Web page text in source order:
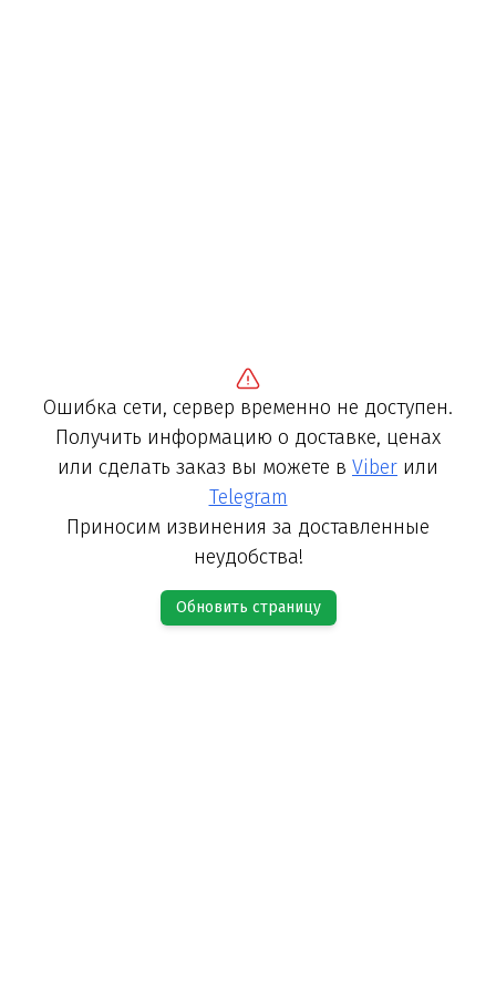
Ошибка сети, сервер временно не доступен.
Получить информацию о доставке, ценах
или сделать заказ вы можете в Viber или
Telegram
Приносим извинения за доставленные
неудобства!
Обновить страницу